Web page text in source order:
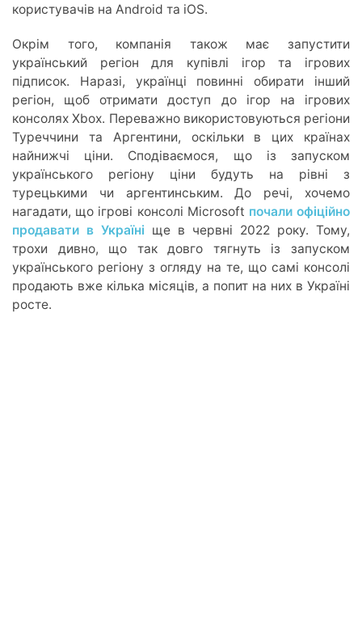
користувачів на Android та iOS.
Окрім того, компанія також має запустити
український регіон для купівлі ігор та ігрових
підписок. Наразі, українці повинні обирати інший
регіон, щоб отримати доступ до ігор на ігрових
консолях Xbox. Переважно використовуються регіони
Туреччини та Аргентини, оскільки в цих країнах
найнижчі ціни. Сподіваємося, що із запуском
українського регіону ціни будуть на рівні з
турецькими чи аргентинським. До речі, хочемо
нагадати, що ігрові консолі Microsoft почали офіційно
продавати в Україні ще в червні 2022 року. Тому,
трохи дивно, що так довго тягнуть із запуском
українського регіону з огляду на те, що самі консолі
продають вже кілька місяців, а попит на них в Україні
росте.